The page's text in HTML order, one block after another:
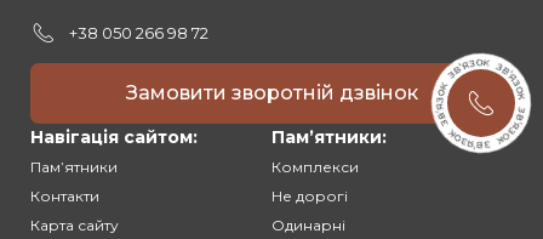
+38 050 266 98 72
Замовити зворотній дзвінок
Навігація сайтом:
Памʼятники
Контакти
Карта сайту
Памʼятники:
Комплекси
Не дорогі
Одинарні